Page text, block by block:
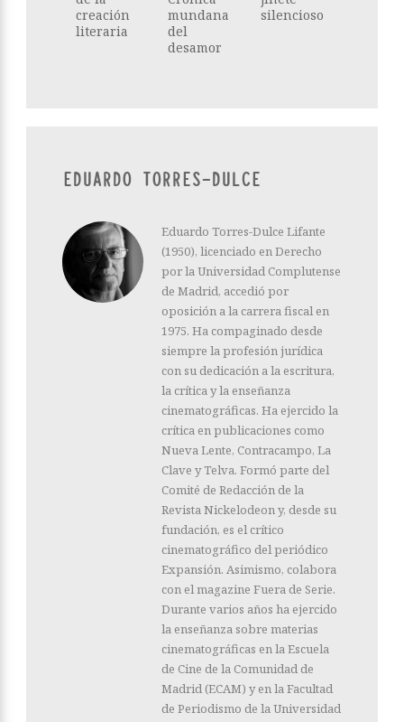
creación
literaria
mundana
del
desamor
silencioso
EDUARDO TORRES-DULCE
Eduardo Torres-Dulce Lifante
(1950), licenciado en Derecho
por la Universidad Complutense
de Madrid, accedió por
oposición a la carrera fiscal en
1975. Ha compaginado desde
siempre la profesión jurídica
con su dedicación a la escritura,
la crítica y la enseñanza
cinematográficas. Ha ejercido la
crítica en publicaciones como
Nueva Lente, Contracampo, La
Clave y Telva. Formó parte del
Comité de Redacción de la
Revista Nickelodeon y, desde su
fundación, es el crítico
cinematográfico del periódico
Expansión. Asimismo, colabora
con el magazine Fuera de Serie.
Durante varios años ha ejercido
la enseñanza sobre materias
cinematográficas en la Escuela
de Cine de la Comunidad de
Madrid (ECAM) y en la Facultad
de Periodismo de la Universidad